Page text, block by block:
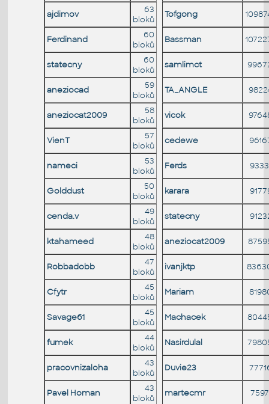
ajdimov
63
bloků
Tofgong
Ferdinand
60
bloků
Bassman
statecny
60
bloků
samlimct
aneziocad
59
bloků
TA_ANGLE
aneziocat2009
58
bloků
vicok
VienT
57
bloků
cedewe
nameci
53
bloků
Ferds
Golddust
50
bloků
karara
cenda.v
49
bloků
statecny
ktahameed
48
bloků
aneziocat2009
Robbadobb
47
bloků
ivanjktp
Cfytr
45
bloků
Mariam
Savage61
45
bloků
Machacek
fumek
44
bloků
Nasirdulal
pracovnizaloha
43
bloků
Duvie23
Pavel Homan
43
bloků
martecmr